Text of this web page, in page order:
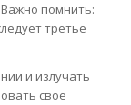
Важно помнить:
третье
и излучать
свое